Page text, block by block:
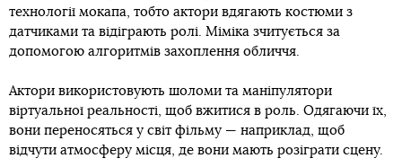
технології мокапа, тобто актори вдягають костюми з
датчиками та відіграють ролі. Міміка зчитується за
допомогою алгоритмів захоплення обличчя.
Актори використовують шоломи та маніпулятори
віртуальної реальності, щоб вжитися в роль. Одягаючи їх,
вони переносяться у світ фільму — наприклад, щоб
відчути атмосферу місця, де вони мають розіграти сцену.